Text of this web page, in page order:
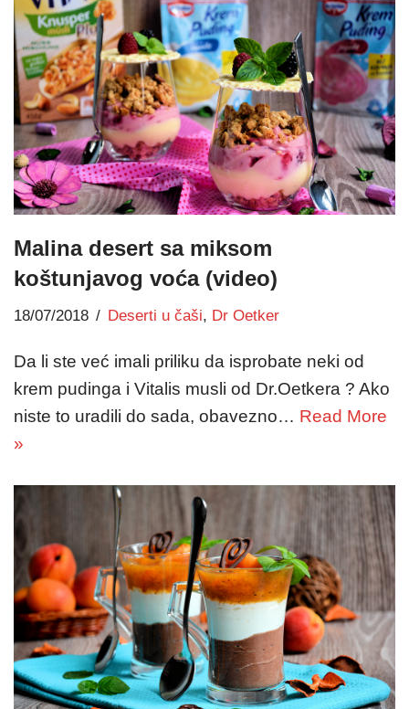
Malina desert sa miksom
koštunjavog voća (video)
18/07/2018 Deserti u čaši, Dr Oetker
Da li ste već imali priliku da isprobate neki od
krem pudinga i Vitalis musli od Dr.Oetkera ? Ako
niste to uradili do sada, obavezno… Read More
»